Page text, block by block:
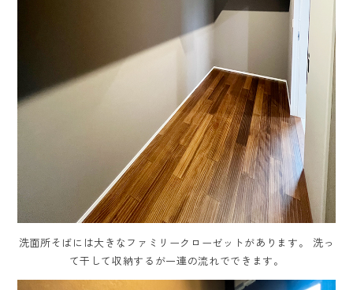
洗面所そばには大きなファミリークローゼットがあります。 洗っ
て干して収納するが一連の流れでできます。